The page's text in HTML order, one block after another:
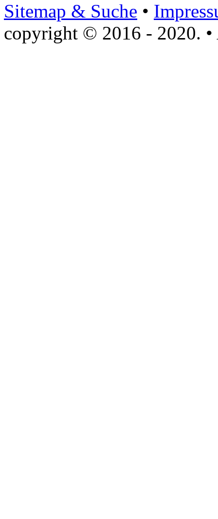
Sitemap & Suche •
copyright © 2016 - 2020.